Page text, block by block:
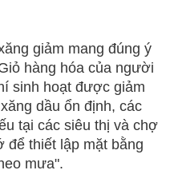
giảm mang đúng ý
hàng hóa của người
sinh hoạt được giảm
dầu ổn định, các
tại các siêu thị và chợ
để thiết lập mặt bằng
mưa".